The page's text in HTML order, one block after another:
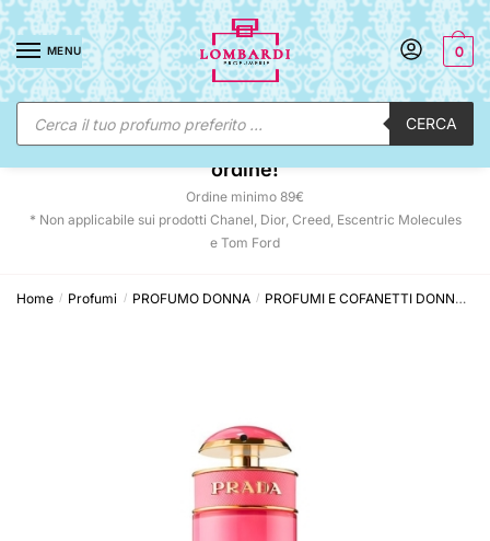
Skip
to
navigation
Skip
to
content
MENU
Ricerca
prodotti CERCA
0
☀️ SUNNY DAYS:-12% automatico sul tuo
ordine!
Ordine minimo 89€
* Non applicabile sui prodotti Chanel, Dior, Creed, Escentric Molecules
e Tom Ford
Home / Profumi / PROFUMO DONNA / PROFUMI E COFANETTI DONNA